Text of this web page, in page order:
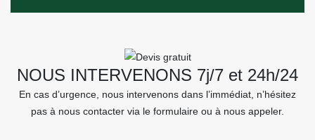
NOUS INTERVENONS 7j/7 et 24h/24
En cas d’urgence, nous intervenons dans l’immédiat, n’hésitez
pas à nous contacter via le formulaire ou à nous appeler.